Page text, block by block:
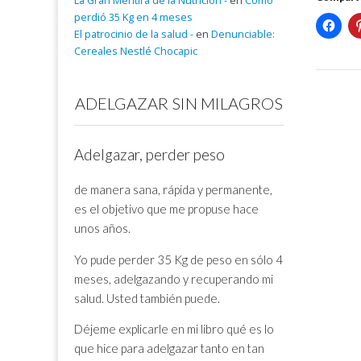
perdió 35 Kg en 4 meses
El patrocinio de la salud - en Denunciable:
Cereales Nestlé Chocapic
ADELGAZAR SIN MILAGROS
Adelgazar, perder peso
de manera sana, rápida y permanente,
es el objetivo que me propuse hace
unos años.
Yo pude perder 35 Kg de peso en sólo 4
meses, adelgazando y recuperando mi
salud. Usted también puede.
Déjeme explicarle en mi libro qué es lo
que hice para adelgazar tanto en tan